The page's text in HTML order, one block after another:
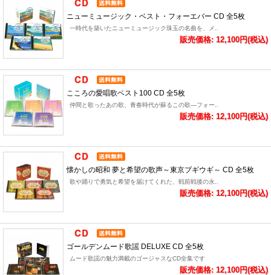
ニューミュージック・ベスト・フォーエバー CD 全5枚
一時代を築いたニューミュージック珠玉の名曲を、メ..
販売価格: 12,100円(税込)
こころの愛唱歌ベスト100 CD 全5枚
仲間と歌ったあの歌、青春時代が蘇るこの歌―フォー..
販売価格: 12,100円(税込)
懐かしの昭和 夢と希望の歌声～東京ブギウギ～ CD 全5枚
歌や踊りで勇気と希望を届けてくれた、戦前戦後の永..
販売価格: 12,100円(税込)
ゴールデンムード歌謡 DELUXE CD 全5枚
ムード歌謡の魅力満載のゴージャスなCD全集です
販売価格: 12,100円(税込)